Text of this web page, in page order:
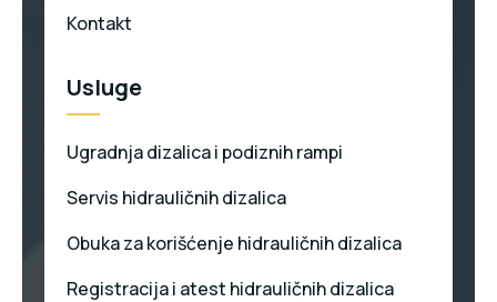
Kontakt
Usluge
Ugradnja dizalica i podiznih rampi
Servis hidrauličnih dizalica
Obuka za korišćenje hidrauličnih dizalica
Registracija i atest hidrauličnih dizalica